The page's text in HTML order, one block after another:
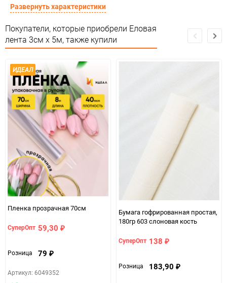
Особые условия
Минимальное количество 1
Количество в коробке 1
Единица измерения
Развернуть характеристики
Покупатели, которые приобрели Еловая
лента 3см х 5м, также купили
ИДЕАЛ
Пленка прозрачная 70см
СуперОпт 59,30 ₽
Розница 79 ₽
Артикул: 6049352
Бумага гофрированная простая,
180гр 603 слоновая кость
СуперОпт 138 ₽
Розница 183,90 ₽